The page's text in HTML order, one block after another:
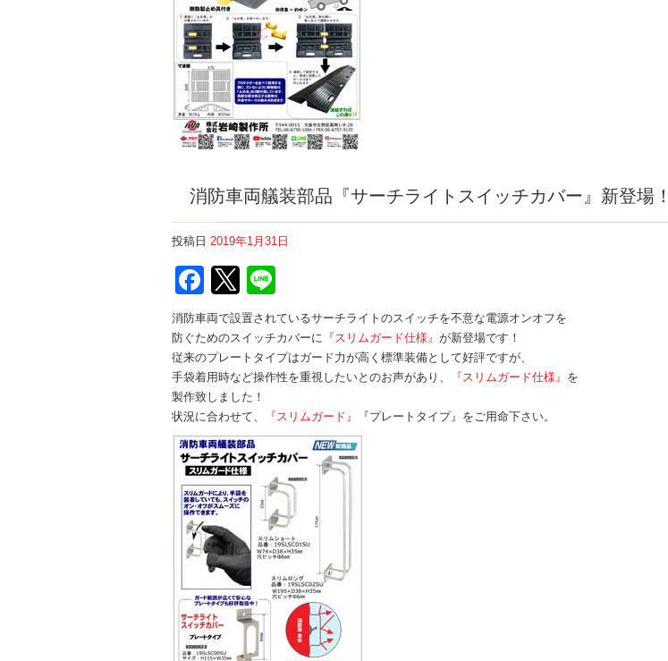
消防車両艤装部品『サーチライトスイッチカバー』新登場！
投稿日 2019年1月31日
Facebook
Twitter
消防車両で設置されているサーチライトのスイッチを不意な電源オンオフを
防ぐためのスイッチカバーに 『スリムガード仕様』 が新登場です！
従来のプレートタイプはガード力が高く標準装備として好評ですが、
手袋着用時など操作性を重視したいとのお声があり、
『スリムガード仕様』 を
製作致しました！
状況に合わせて、
『スリムガード』 『プレートタイプ』をご用命下さい。